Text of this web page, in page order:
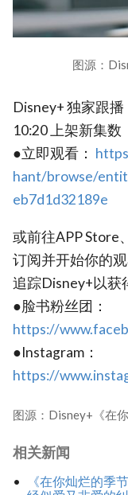
图源：
Disney+ 独家跟
10:20 上架新集数
●立即观看：
hant/browse/
eb7d1d32189e
或前往APP Store
订阅并开始你的观
追踪Disney+以获
●脸书粉丝团：
https://
●Instagram：
https://
图源：Disney+《在
相关新闻
《在你灿烂的季